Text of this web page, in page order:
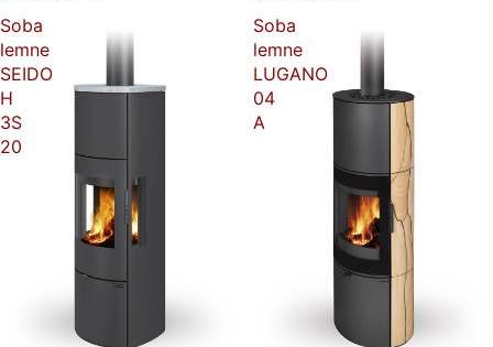
Soba
lemne
SEIDO
H
3S
20
Soba
lemne
LUGANO
04
A